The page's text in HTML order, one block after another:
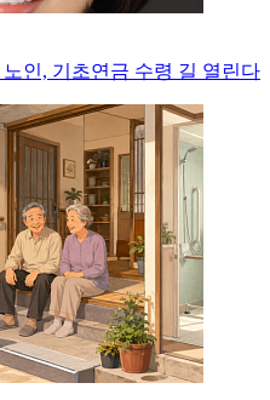
인, 기초연금 수령 길 열린다